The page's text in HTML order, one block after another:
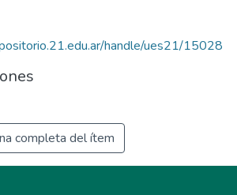
handle/ues21/15028
completa del ítem